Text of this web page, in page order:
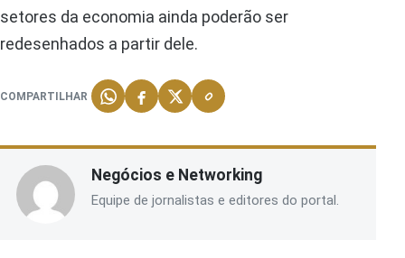
setores da economia ainda poderão ser
redesenhados a partir dele.
COMPARTILHAR
Negócios e Networking
Equipe de jornalistas e editores do portal.